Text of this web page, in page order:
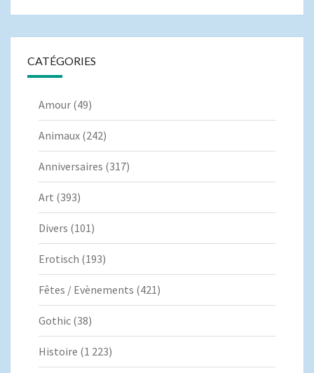
CATÉGORIES
Amour (49)
Animaux (242)
Anniversaires (317)
Art (393)
Divers (101)
Erotisch (193)
Fêtes / Evènements (421)
Gothic (38)
Histoire (1 223)